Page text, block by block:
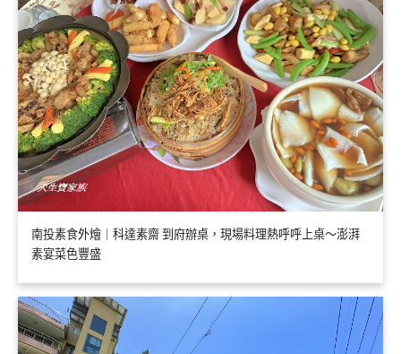
南投素食外燴｜科達素齋 到府辦桌，現場料理熱呼呼上桌～澎湃
素宴菜色豐盛